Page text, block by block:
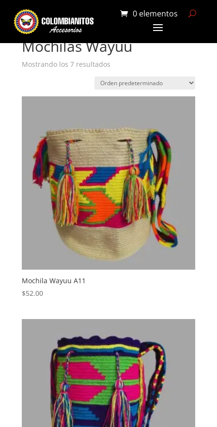
0 elementos
Portada »Mochilas Wayuu
Mochilas Wayuu
Mostrando los 7 resultados
Mochila Wayuu A11
$52.00